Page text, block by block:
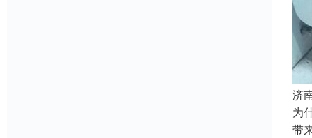
济
为
带